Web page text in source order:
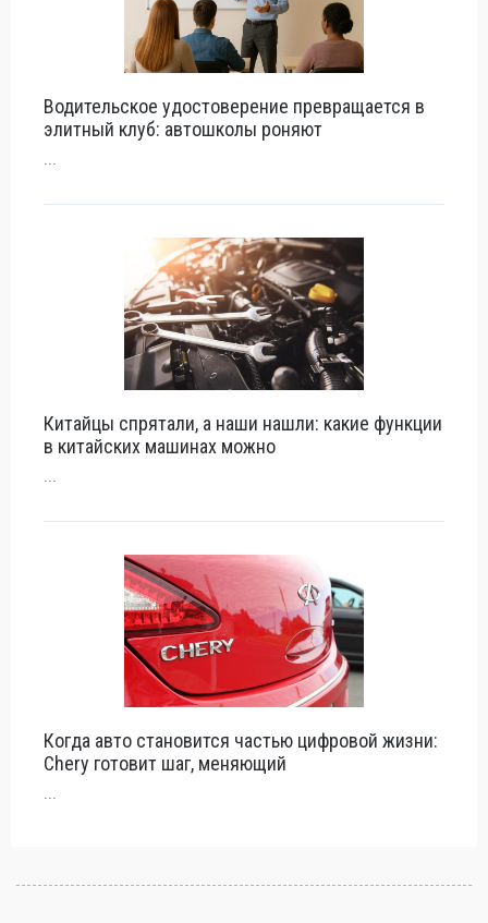
Водительское удостоверение превращается в
элитный клуб: автошколы роняют
...
Китайцы спрятали, а наши нашли: какие функции
в китайских машинах можно
...
Когда авто становится частью цифровой жизни:
Chery готовит шаг, меняющий
...